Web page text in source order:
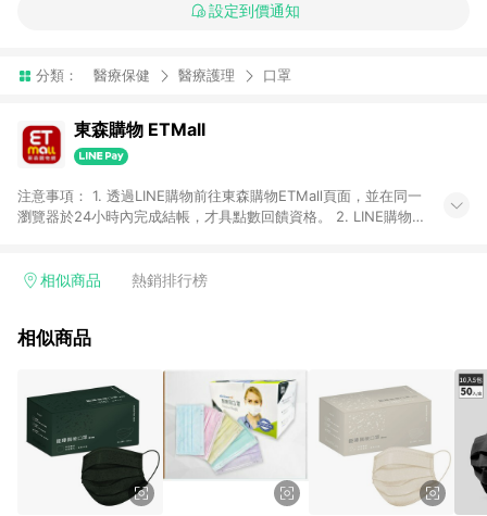
設定到價通知
分類： 醫療保健 醫療護理 口罩
東森購物 ETMall
注意事項： 1. 透過LINE購物前往東森購物ETMall頁面，並在同一
瀏覽器於24小時內完成結帳，才具點數回饋資格。 2. LINE購物
單，皆不在點數回饋範圍內。 3. 如購買以下類別商品，將無法獲
球嚴選、商城、專案商品、「草莓網」全館商品。 4. 如取消訂
回饋。 5. 點數回饋會扣除所有折扣優惠後之最終發票金額計算，
實際回饋請依LINE購物通知為主。 6. 訂單如有使用東森購物
ETMall站內之折扣優惠(包含但不限於東森幣、樂透金、東森現金
券等)，不具點數回饋資格。詳細請依東森購物ETMall之結帳頁面
顯示為準。 7. LINE購物設有「單一商品最高回饋點數」機制(特
殊活動時開放「回饋無上限」)，以同一訂單中同一商品不論件數
計算，並依訂單成立時間當下LINE購物所設定的回饋機制為準。
相似商品 熱銷排行榜
相似商品